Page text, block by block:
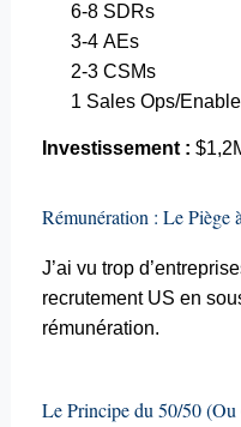
6-8 SDRs
3-4 AEs
2-3 CSMs
1 Sales Ops/
Investissement :
Rémunération : Le Piège
J’ai vu trop
recrutement US en
rémunération.
Le Principe du 50/50 (Ou